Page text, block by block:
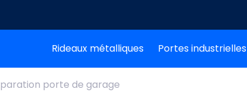
Rideaux métalliques Portes industrielles
porte de garage